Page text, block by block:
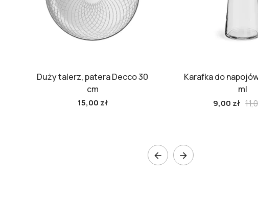
Duży talerz, patera Decco 30
cm
15,00 zł
Karafka do
ml
9,00 zł
 